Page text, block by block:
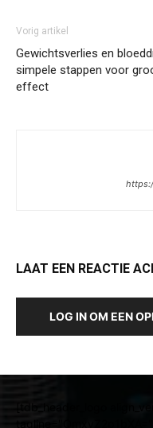
Vorig artikel
Gewichtsverlies en
simpele stappen voor
effect
LAAT EEN REACTIE
LOG IN OM EEN
[tdb_header_logo